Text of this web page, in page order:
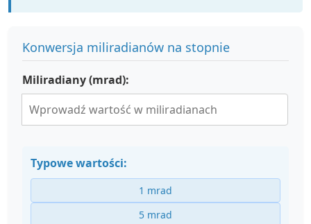
Konwersja miliradianów na stopnie
Miliradiany (mrad):
Typowe wartości:
1 mrad
5 mrad